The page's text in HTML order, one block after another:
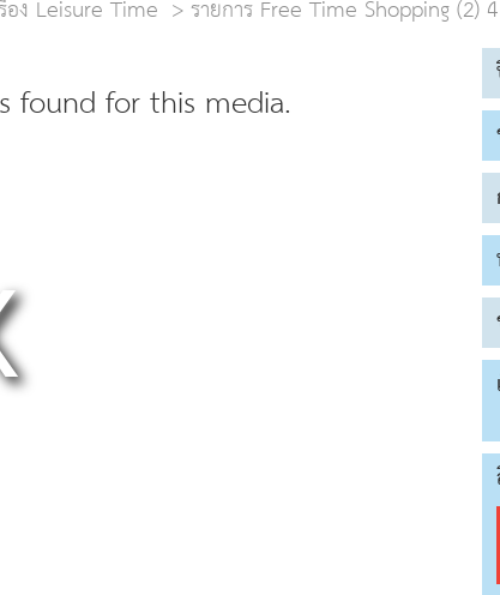
อง Leisure Time
รายการ Free Time Shopping (2)
found for this media.